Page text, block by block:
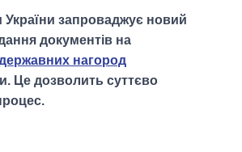
України запроваджує новий
документів на
нагород
Це дозволить суттєво